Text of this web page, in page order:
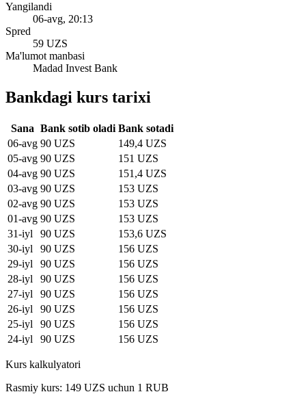
Yangilandi
06-avg, 20:13
Spred
59 UZS
Ma'lumot manbasi
Madad Invest Bank
Bankdagi kurs tarixi
Sana Bank sotib oladi Bank sotadi
06-avg 90 UZS
149,4 UZS
05-avg 90 UZS
151 UZS
04-avg 90 UZS
151,4 UZS
03-avg 90 UZS
153 UZS
02-avg 90 UZS
153 UZS
01-avg 90 UZS
153 UZS
31-iyl
90 UZS
153,6 UZS
30-iyl
90 UZS
156 UZS
29-iyl
90 UZS
156 UZS
28-iyl
90 UZS
156 UZS
27-iyl
90 UZS
156 UZS
26-iyl
90 UZS
156 UZS
25-iyl
90 UZS
156 UZS
24-iyl
90 UZS 156 UZS
Kurs kalkulyatori
Rasmiy kurs: 149 UZS uchun 1 RUB